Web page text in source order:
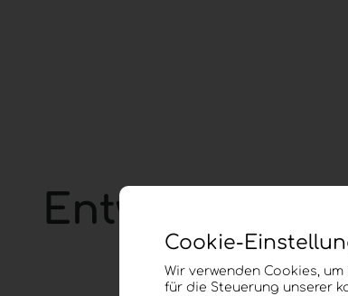
Cookie-
Wir verwenden Cookies,
für die Steuerung unserer